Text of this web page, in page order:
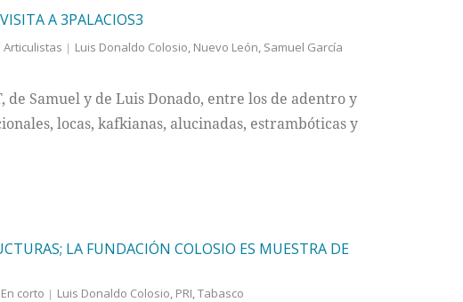
A 3PALACIOS3
Articulistas Luis Donaldo Colosio Nuevo León Samuel García
de Samuel y de Luis Donado, entre los de adentro y
locas, kafkianas, alucinadas, estrambóticas y
LA FUNDACIÓN COLOSIO ES MUESTRA DE
En corto Luis Donaldo Colosio PRI Tabasco